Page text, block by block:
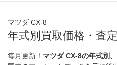
マツダ CX-8
年式別買取価格・査
毎月更新！ マツダ CX-8の年式別